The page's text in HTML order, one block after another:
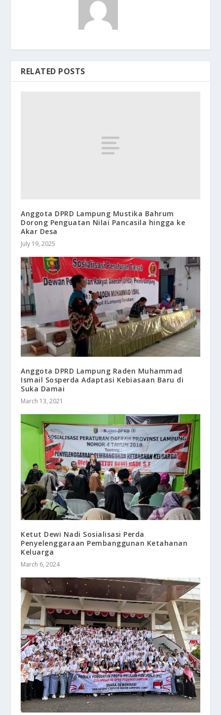
RELATED POSTS
Anggota DPRD Lampung Mustika Bahrum
Dorong Penguatan Nilai Pancasila hingga ke
Akar Desa
July 19, 2025
Anggota DPRD Lampung Raden Muhammad
Ismail Sosperda Adaptasi Kebiasaan Baru di
Suka Damai
March 13, 2021
Ketut Dewi Nadi Sosialisasi Perda
Penyelenggaraan Pembanggunan Ketahanan
Keluarga
March 6, 2024